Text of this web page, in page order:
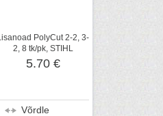
Lisanoad PolyCut 2-2, 3-
2, 8 tk/pk, STIHL
5.70 €
Võrdle